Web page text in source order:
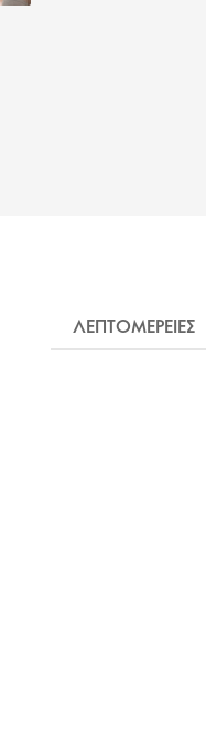
ΛΕΠΤΟΜΕΡΕΙΕΣ